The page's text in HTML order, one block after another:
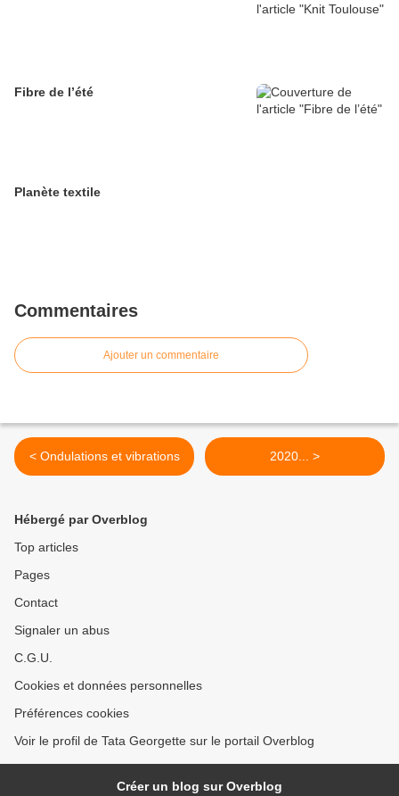
Fibre de l’été
Planète textile
Commentaires
Ajouter un commentaire
< Ondulations et vibrations 2020... >
Hébergé par Overblog
Top articles
Pages
Contact
Signaler un abus
C.G.U.
Cookies et données personnelles
Préférences cookies
Voir le profil de Tata Georgette sur le portail Overblog
Créer un blog sur Overblog